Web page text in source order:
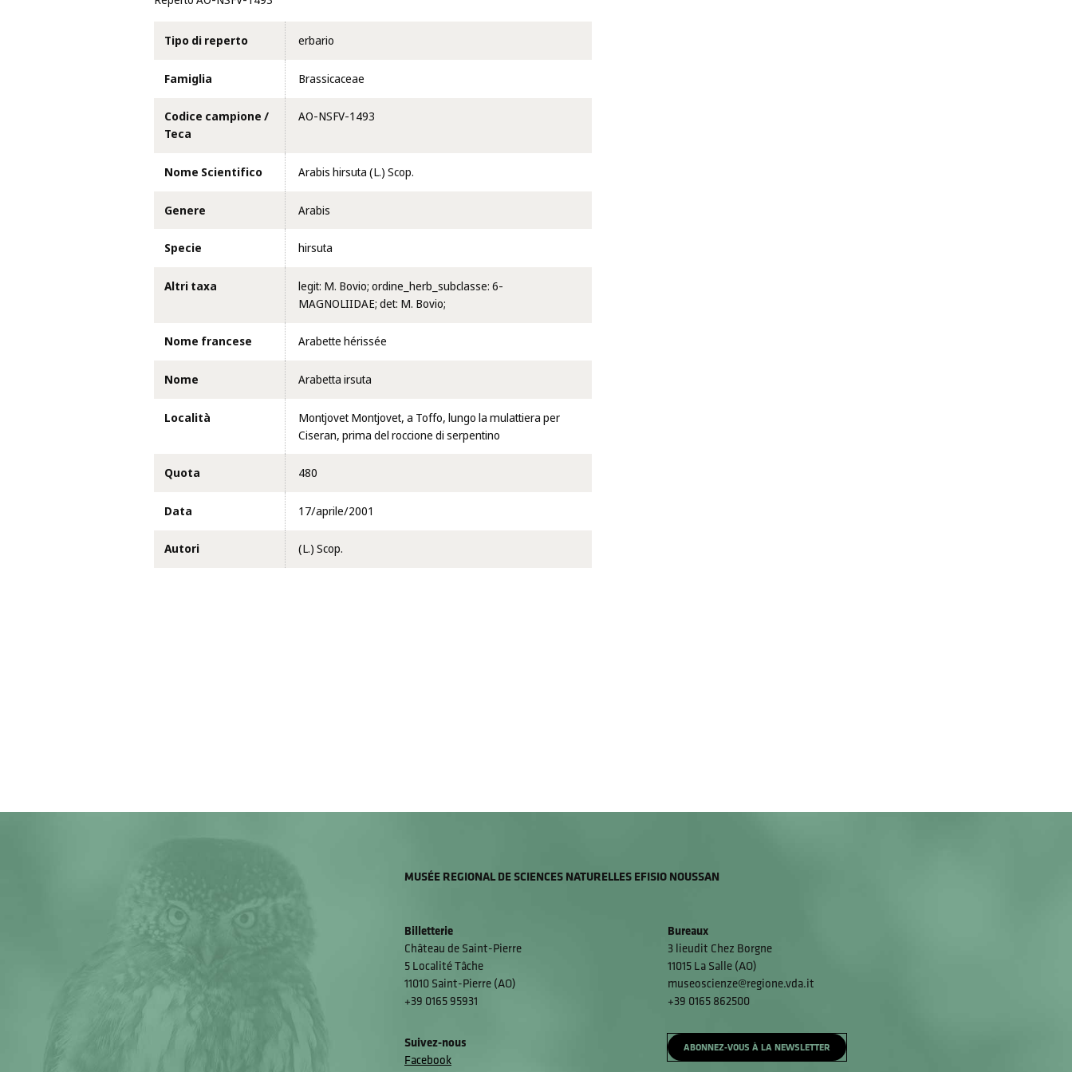
Tipo di reperto erbario
Famiglia Brassicaceae
Codice campione /
Teca
AO-NSFV-1493
Nome Scientifico Arabis hirsuta (L.) Scop.
Genere Arabis
Specie hirsuta
Altri taxa
legit: M. Bovio; ordine_herb_subclasse: 6-
MAGNOLIIDAE; det: M. Bovio;
Nome francese Arabette hérissée
Nome Arabetta irsuta
Località
Montjovet Montjovet, a Toffo, lungo la mulattiera per
Ciseran, prima del roccione di serpentino
Quota 480
Data 17/aprile/2001
Autori (L.) Scop.
MUSÉE REGIONAL DE SCIENCES NATURELLES EFISIO NOUSSAN
Billetterie
Château de Saint-Pierre
5 Localité Tâche
11010 Saint-Pierre (AO)
+39 0165 95931
Bureaux
3 lieudit Chez Borgne
11015 La Salle (AO)
museoscienze@regione.vda.it
+39 0165 862500
Suivez-nous
Facebook
ABONNEZ-VOUS À LA NEWSLETTER